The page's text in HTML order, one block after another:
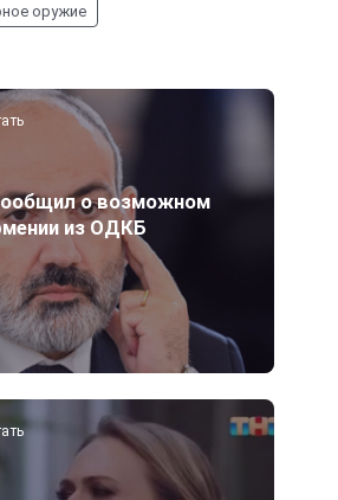
оружие
о возможном
из ОДКБ